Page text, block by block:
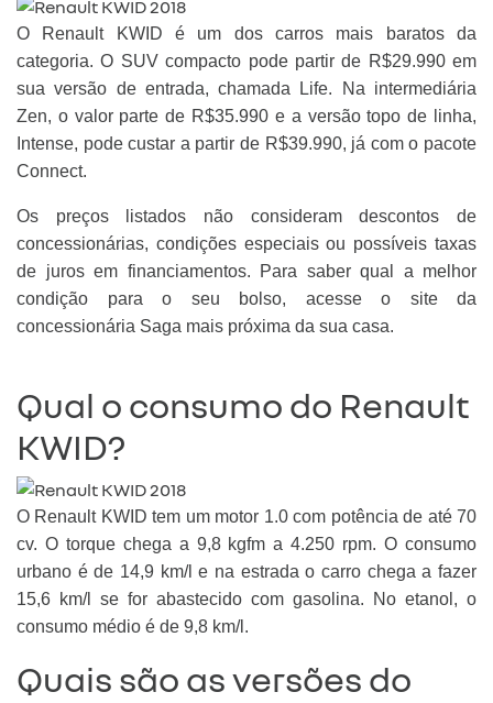
O Renault KWID é um dos carros mais baratos da
categoria. O SUV compacto pode partir de R$29.990 em
sua versão de entrada, chamada Life. Na intermediária
Zen, o valor parte de R$35.990 e a versão topo de linha,
Intense, pode custar a partir de R$39.990, já com o pacote
Connect.
Os preços listados não consideram descontos de
concessionárias, condições especiais ou possíveis taxas
de juros em financiamentos. Para saber qual a melhor
condição para o seu bolso, acesse o site da
concessionária Saga mais próxima da sua casa.
Qual o consumo do Renault
KWID?
O Renault KWID tem um motor 1.0 com potência de até 70
cv. O torque chega a 9,8 kgfm a 4.250 rpm. O consumo
urbano é de 14,9 km/l e na estrada o carro chega a fazer
15,6 km/l se for abastecido com gasolina. No etanol, o
consumo médio é de 9,8 km/l.
Quais são as versões do